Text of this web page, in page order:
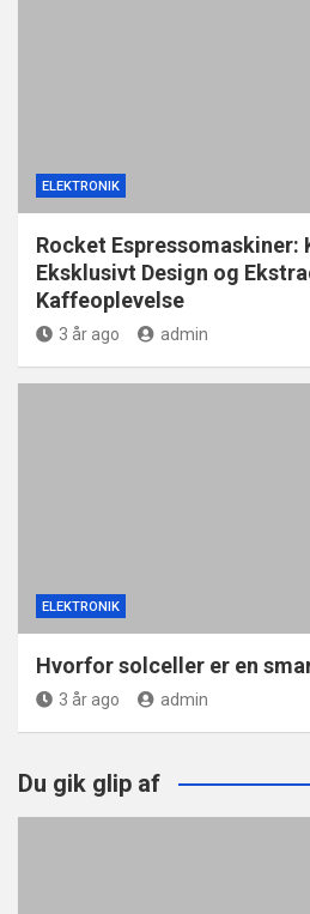
ELEKTRONIK
Rocket Espressomaskiner:
Eksklusivt Design og
Kaffeoplevelse
3 år ago admin
ELEKTRONIK
Hvorfor solceller er en
3 år ago admin
Du gik glip af